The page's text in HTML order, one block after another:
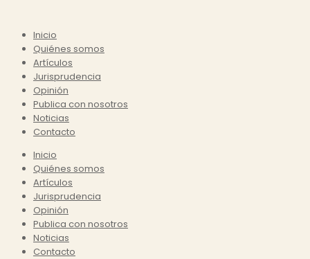
Inicio
Quiénes somos
Artículos
Jurisprudencia
Opinión
Publica con nosotros
Noticias
Contacto
Inicio
Quiénes somos
Artículos
Jurisprudencia
Opinión
Publica con nosotros
Noticias
Contacto